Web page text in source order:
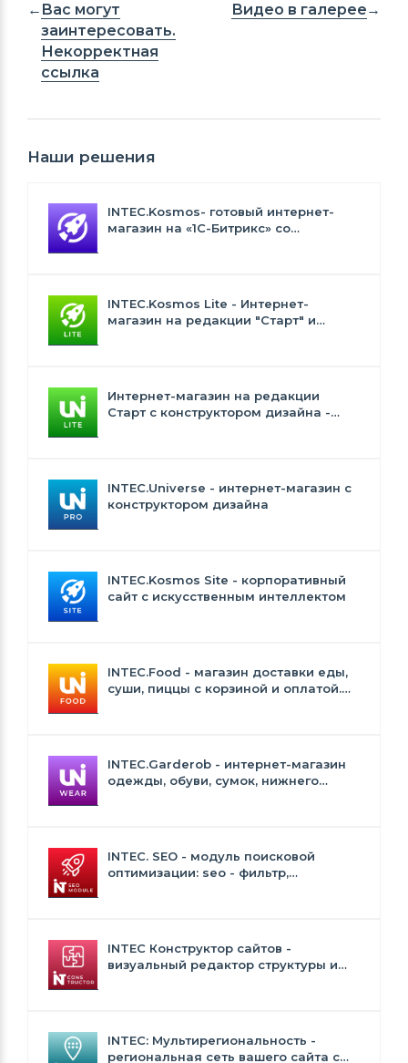
Вас могут
заинтересовать.
Некорректная
ссылка
Видео в галерее
Наши решения
INTEC.Kosmos- готовый интернет-
магазин на «1С-Битрикс» со
INTEC.Kosmos Lite - Интернет-
магазин на редакции "Старт" и
Интернет-магазин на редакции
Старт с конструктором дизайна -
INTEC.Universe - интернет-магазин с
конструктором дизайна
INTEC.Kosmos Site - корпоративный
сайт с искусственным интеллектом
INTEC.Food - магазин доставки еды,
суши, пиццы с корзиной и оплатой.
INTEC.Garderob - интернет-магазин
одежды, обуви, сумок, нижнего
INTEC. SEO - модуль поисковой
оптимизации: seo - фильтр,
INTEC Конструктор сайтов -
визуальный редактор структуры и
INTEC: Мультирегиональность -
региональная сеть вашего сайта с